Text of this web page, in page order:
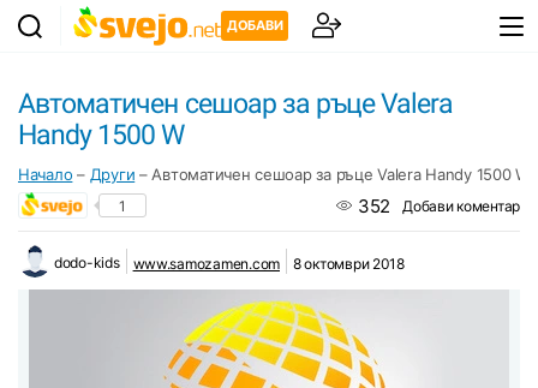
ДОБАВИ
Автоматичен сешоар за ръце Valera
Handy 1500 W
Начало – Други – Автоматичен сешоар за ръце Valera Handy 1500 W
1 352 Добави коментар
dodo-kids www.samozamen.com 8 октомври 2018